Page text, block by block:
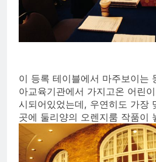
이 등록 테이블에서 마주보이는
아교육기관에서 가지고온 어린
시되어있었는데, 우연히도 가장
곳에 둘리양의 오렌지룸 작품이